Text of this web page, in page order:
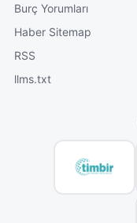
Burç Yorumları
Haber Sitemap
RSS
llms.txt